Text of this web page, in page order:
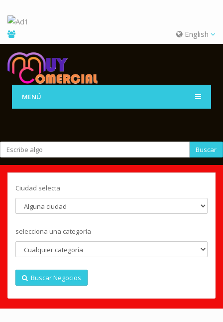
English
MENÚ
Buscar
Ciudad selecta
selecciona una categoría
Buscar Negocios